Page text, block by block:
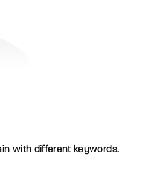
with different keywords.